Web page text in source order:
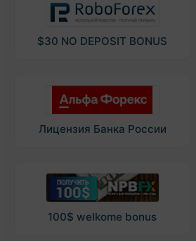
$30 NO DEPOSIT BONUS
Лицензия Банка России
100$ welkome bonus